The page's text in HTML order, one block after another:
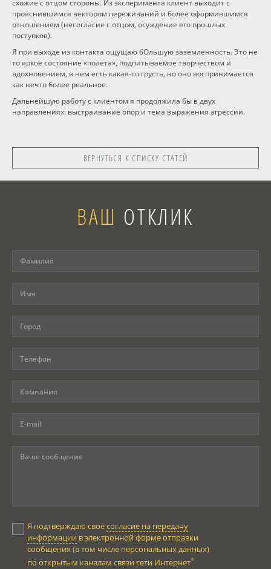
схожие с отцом стороны. Из эксперимента клиент выходит с
прояснившимся вектором переживаний и более оформившимся
отношением (несогласие с отцом, осуждение его прошлых
поступков).
Я при выходе из контакта ощущаю бОльшую заземленность. Это не
то яркое состояние «полета», подпитываемое творчеством и
вдохновением, в нем есть какая-то грусть, но оно воспринимается
как нечто более реальное.
Дальнейшую работу с клиентом я продолжила бы в двух
направлениях: выстраивание опор и тема выражения агрессии.
ВЕРНУТЬСЯ К СПИСКУ СТАТЕЙ
ВАШ ОТКЛИК
Я подтверждаю своёсогласие на передачу
информации в электронной форме отправки
сообщения (в том числе персональных данных)
по открытым каналам связи сети Интернет*